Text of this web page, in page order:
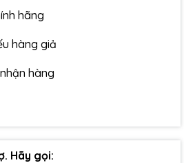
hãng
hàng giả
hàng
Hãy gọi: